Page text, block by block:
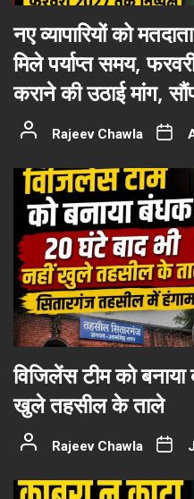
नए व्यापारियों को
मिले पर्याप्त समय,
कराने की उठाई मांग,
Rajeev Chawla
विजिलेंस टीम को
खुले तहसील के ताले
Rajeev Chawla